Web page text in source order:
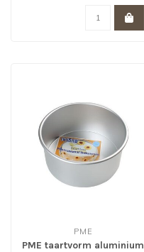
PME
PME taartvorm aluminium